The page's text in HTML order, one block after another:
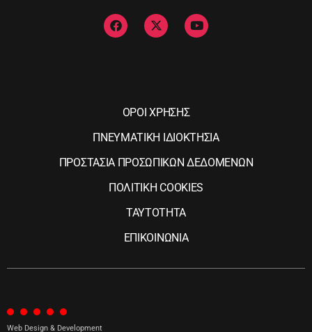
ΟΡΟΙ ΧΡΗΣΗΣ
ΠΝΕΥΜΑΤΙΚΗ ΙΔΙΟΚΤΗΣΙΑ
ΠΡΟΣΤΑΣΙΑ ΠΡΟΣΩΠΙΚΩΝ ΔΕΔΟΜΕΝΩΝ
ΠΟΛΙΤΙΚΗ COOKIES
ΤΑΥΤΟΤΗΤΑ
ΕΠΙΚΟΙΝΩΝΙΑ
Web Design & Development